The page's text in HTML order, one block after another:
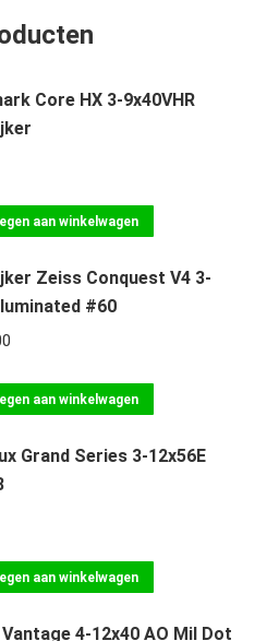
Core HX 3-9x40VHR
aan winkelwagen
Zeiss Conquest V4 3-
#60
aan winkelwagen
Grand Series 3-12x56E
aan winkelwagen
4-12x40 AO Mil Dot